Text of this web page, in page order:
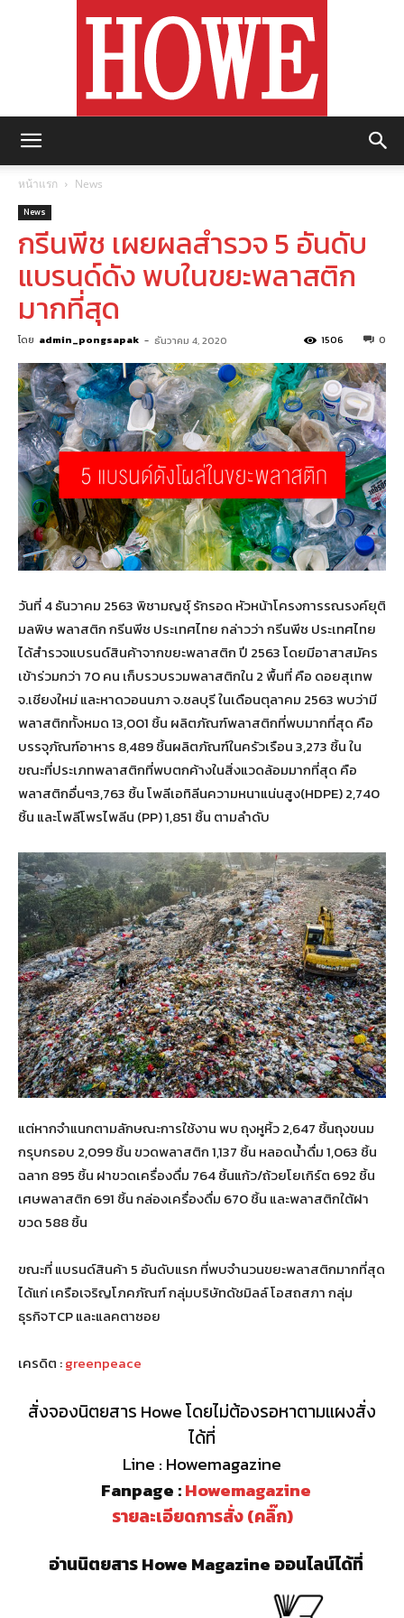
หน้าแรก News
News
กรีนพีช เผยผลสำรวจ 5 อันดับ
แบรนด์ดัง พบในขยะพลาสติก
มากที่สุด
โดย admin_pongsapak - ธันวาคม 4, 2020 0
1506
วันที่ 4 ธันวาคม 2563 พิชามญชุ์ รักรอด หัวหน้าโครงการรณรงค์ยุติ
มลพิษ พลาสติก กรีนพีช ประเทศไทย กล่าวว่า กรีนพีช ประเทศไทย
ได้สำรวจแบรนด์สินค้าจากขยะพลาสติก ปี 2563 โดยมีอาสาสมัคร
เข้าร่วมกว่า 70 คน เก็บรวบรวมพลาสติกใน 2 พื้นที่ คือ ดอยสุเทพ
จ.เชียงใหม่ และหาดวอนนภา จ.ชลบุรี ในเดือนตุลาคม 2563 พบว่ามี
พลาสติกทั้งหมด 13,001 ชิ้น ผลิตภัณฑ์พลาสติกที่พบมากที่สุด คือ
บรรจุภัณฑ์อาหาร 8,489 ชิ้นผลิตภัณฑ์ในครัวเรือน 3,273 ชิ้น ใน
ขณะที่ประเภทพลาสติกที่พบตกค้างในสิ่งแวดล้อมมากที่สุด คือ
พลาสติกอื่นๆ3,763 ชิ้น โพลีเอทิลีนความหนาแน่นสูง(HDPE) 2,740
ชิ้น และโพลีโพรไพลีน (PP) 1,851 ชิ้น ตามลำดับ
แต่หากจำแนกตามลักษณะการใช้งาน พบ ถุงหูหิ้ว 2,647 ชิ้นถุงขนม
กรุบกรอบ 2,099 ชิ้น ขวดพลาสติก 1,137 ชิ้น หลอดน้ำดื่ม 1,063 ชิ้น
ฉลาก 895 ชิ้น ฝาขวดเครื่องดื่ม 764 ชิ้นแก้ว/ถ้วยโยเกิร์ต 692 ชิ้น
เศษพลาสติก 691 ชิ้น กล่องเครื่องดื่ม 670 ชิ้น และพลาสติกใต้ฝา
ขวด 588 ชิ้น
ขณะที่ แบรนด์สินค้า 5 อันดับแรก ที่พบจำนวนขยะพลาสติกมากที่สุด
ได้แก่ เครือเจริญโภคภัณฑ์ กลุ่มบริษัทดัชมิลล์ โอสถสภา กลุ่ม
ธุรกิจTCP และแลคตาซอย
เครดิต :greenpeace
สั่งจองนิตยสาร Howe โดยไม่ต้องรอหาตามแผงสั่ง
ได้ที่
Line : Howemagazine
Fanpage :Howemagazine
รายละเอียดการสั่ง (คลิ๊ก)
อ่านนิตยสาร Howe Magazine ออนไลน์ได้ที่